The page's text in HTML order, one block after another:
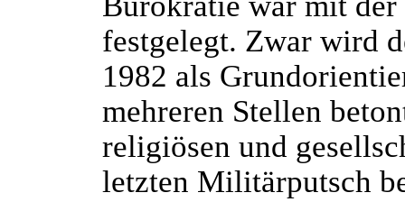
festgelegt. Zwar wird
1982 als
mehreren Stellen
religiösen und
letzten Militärputsch